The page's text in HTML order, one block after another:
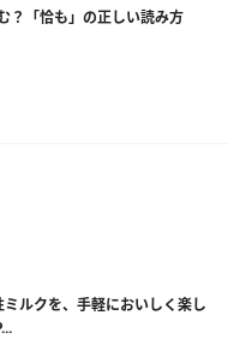
？「恰も」の正しい読み方
ミルクを、手軽においしく楽し